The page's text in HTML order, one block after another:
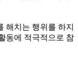
해치는 행위를 하지
동에 적극적으로 참